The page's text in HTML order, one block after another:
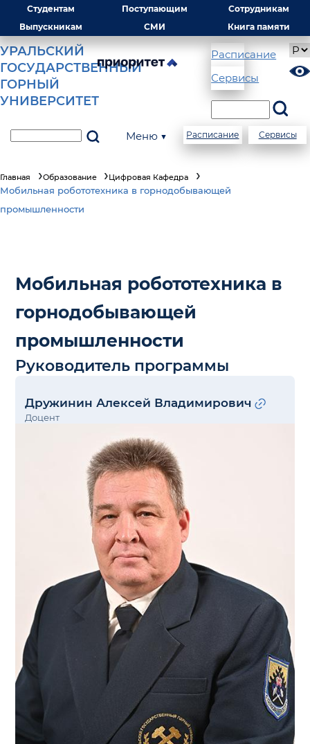
Студентам Поступающим
Сотрудникам
Выпускникам
СМИ Книга памяти
УРАЛЬСКИЙ
ГОСУДАРСТВЕННЫЙ
ГОРНЫЙ
УНИВЕРСИТЕТ
Расписание
Сервисы
Меню ▼ Расписание Сервисы
Главная Образование Цифровая Кафедра
Мобильная робототехника в горнодобывающей
промышленности
Мобильная робототехника в
горнодобывающей
промышленности
Руководитель программы
Дружинин Алексей Владимирович
Доцент